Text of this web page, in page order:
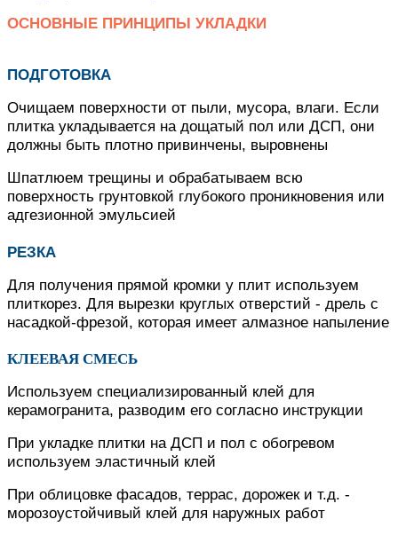
ОСНОВНЫЕ ПРИНЦИПЫ УКЛАДКИ
ПОДГОТОВКА
Очищаем поверхности от пыли, мусора, влаги. Если
плитка укладывается на дощатый пол или ДСП, они
должны быть плотно привинчены, выровнены
Шпатлюем трещины и обрабатываем всю
поверхность грунтовкой глубокого проникновения или
адгезионной эмульсией
РЕЗКА
Для получения прямой кромки у плит используем
плиткорез. Для вырезки круглых отверстий - дрель с
насадкой-фрезой, которая имеет алмазное напыление
КЛЕЕВАЯ СМЕСЬ
Используем специализированный клей для
керамогранита, разводим его согласно инструкции
При укладке плитки на ДСП и пол с обогревом
используем эластичный клей
При облицовке фасадов, террас, дорожек и т.д. -
морозоустойчивый клей для наружных работ